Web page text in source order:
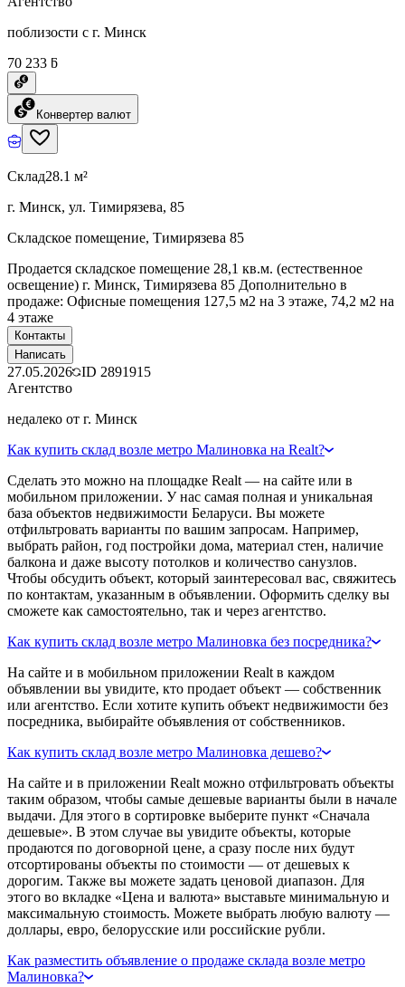
поблизости с г. Минск
70 233 ƃ
Конвертер валют
Склад28.1 м²
г. Минск, ул. Тимирязева, 85
Складское помещение, Тимирязева 85
Продается складское помещение 28,1 кв.м. (естественное
освещение) г. Минск, Тимирязева 85 Дополнительно в
продаже: Офисные помещения 127,5 м2 на 3 этаже, 74,2 м2 на
4 этаже
Контакты
Написать
27.05.2026 ID 2891915
Агентство
недалеко от г. Минск
Как купить склад возле метро Малиновка на Realt?
Сделать это можно на площадке Realt — на сайте или в
мобильном приложении. У нас самая полная и уникальная
база объектов недвижимости Беларуси. Вы можете
отфильтровать варианты по вашим запросам. Например,
выбрать район, год постройки дома, материал стен, наличие
балкона и даже высоту потолков и количество санузлов.
Чтобы обсудить объект, который заинтересовал вас, свяжитесь
по контактам, указанным в объявлении. Оформить сделку вы
сможете как самостоятельно, так и через агентство.
Как купить склад возле метро Малиновка без посредника?
На сайте и в мобильном приложении Realt в каждом
объявлении вы увидите, кто продает объект — собственник
или агентство. Если хотите купить объект недвижимости без
посредника, выбирайте объявления от собственников.
Как купить склад возле метро Малиновка дешево?
На сайте и в приложении Realt можно отфильтровать объекты
таким образом, чтобы самые дешевые варианты были в начале
выдачи. Для этого в сортировке выберите пункт «Сначала
дешевые». В этом случае вы увидите объекты, которые
продаются по договорной цене, а сразу после них будут
отсортированы объекты по стоимости — от дешевых к
дорогим. Также вы можете задать ценовой диапазон. Для
этого во вкладке «Цена и валюта» выставьте минимальную и
максимальную стоимость. Можете выбрать любую валюту —
доллары, евро, белорусские или российские рубли.
Как разместить объявление о продаже склада возле метро
Малиновка?